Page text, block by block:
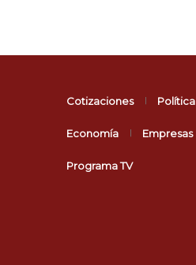
Cotizaciones Política
Economía Empresas
Programa TV